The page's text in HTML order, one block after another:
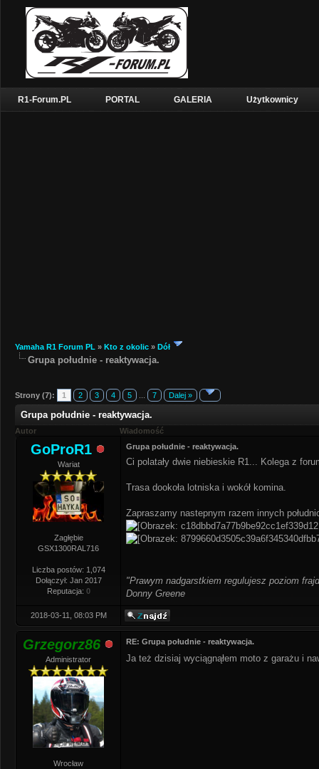
R1-Forum.PL PORTAL GALERIA Użytkownicy
Yamaha R1 Forum PL » Kto z okolic » Dół
Grupa południe - reaktywacja.
Strony (7): 1 2 3 4 5 7 Dalej »
Grupa południe - reaktywacja.
Autor Wiadomość
GoProR1
Wariat
Zagłębie
GSX1300RAL716
Liczba postów: 1,074
Dołączył: Jan 2017
Reputacja: 0
Grupa południe - reaktywacja.
Ci polatały dwie niebieskie R1... Kolega z
Trasa dookoła lotniska i wokół komina.
Zapraszamy nastepnym razem innych
"Prawym nadgarstkiem regulujesz poziom
Donny Greene
2018-03-11, 08:03 PM
Grzegorz86
Administrator
Wrocław
RE: Grupa południe - reaktywacja.
Ja też dzisiaj wyciągnąłem moto z garażu i